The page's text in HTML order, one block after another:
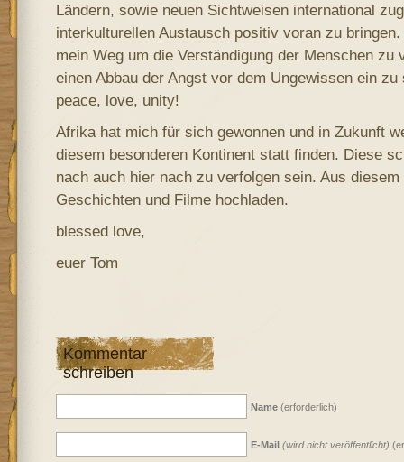
Ländern, sowie neuen Sichtweisen international
interkulturellen Austausch positiv voran zu
mein Weg um die Verständigung der Menschen zu
einen Abbau der Angst vor dem Ungewissen ein
peace, love, unity!
Afrika hat mich für sich gewonnen und in Zukunft
diesem besonderen Kontinent statt finden. Diese
nach auch hier nach zu verfolgen sein. Aus
Geschichten und Filme hochladen.
blessed love,
euer Tom
Kommentar
schreiben
Name(erforderlich)
E-Mail (wird nicht veröffentlicht)